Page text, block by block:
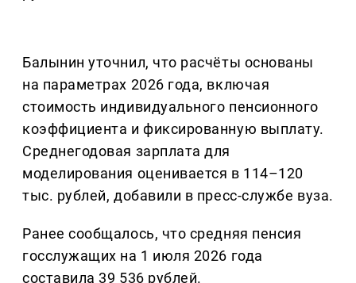
Балынин уточнил, что расчёты основаны
на параметрах 2026 года, включая
стоимость индивидуального пенсионного
коэффициента и фиксированную выплату.
Среднегодовая зарплата для
моделирования оценивается в 114–120
тыс. рублей, добавили в пресс-службе вуза.
Ранее сообщалось, что средняя пенсия
госслужащих на 1 июля 2026 года
составила 39 536 рублей.